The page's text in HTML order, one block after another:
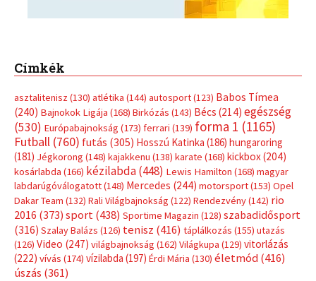
Címkék
asztalitenisz (130) atlétika (144) autosport(123) Babos Tímea
(240) Bajnokok Ligája (168) Birkózás (143) Bécs (214) egészség
(530) Európabajnokság (173) ferrari (139) forma 1 (1165)
Futball (760) futás (305) Hosszú Katinka (186) hungaroring
(181) Jégkorong (148) kajakkenu (138) karate (168) kickbox(204)
kosárlabda (166) kézilabda(448) Lewis Hamilton (168) magyar
labdarúgóválogatott(148) Mercedes (244) motorsport(153) Opel
Dakar Team (132) Rali Világbajnokság (122) Rendezvény(142) rio
2016 (373) sport(438) Sportime Magazin (128) szabadidősport
(316) Szalay Balázs (126) tenisz (416) táplálkozás (155) utazás
(126) Video (247) világbajnokság (162) Világkupa (129) vitorlázás
(222) vívás (174) vízilabda (197) Érdi Mária (130) életmód(416)
úszás (361)